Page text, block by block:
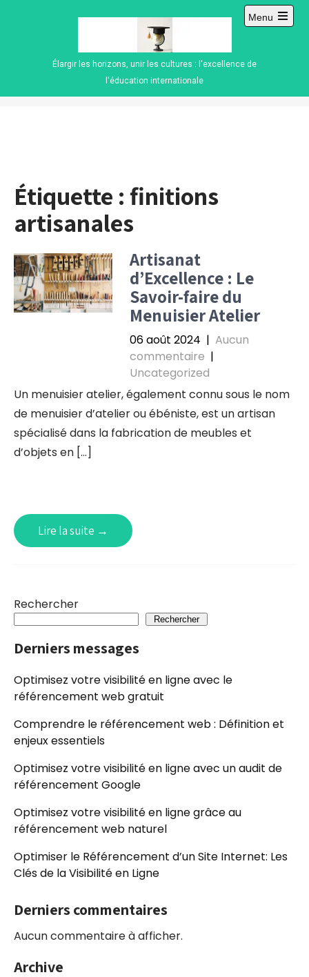
Élargir les horizons, unir les cultures : l'excellence de
l'éducation internationale
Menu
Open
Étiquette : finitions
artisanales
Artisanat
d’Excellence : Le
Savoir-faire du
Menuisier Atelier
06 août 2024 | Aucun
commentaire |
Uncategorized
Un menuisier atelier, également connu sous le nom
de menuisier d’atelier ou ébéniste, est un artisan
spécialisé dans la fabrication de meubles et
d’objets en […]
Lire la suite →
Rechercher
Rechercher
Derniers messages
Optimisez votre visibilité en ligne avec le
référencement web gratuit
Comprendre le référencement web : Définition et
enjeux essentiels
Optimisez votre visibilité en ligne avec un audit de
référencement Google
Optimisez votre visibilité en ligne grâce au
référencement web naturel
Optimiser le Référencement d’un Site Internet: Les
Clés de la Visibilité en Ligne
Derniers commentaires
Aucun commentaire à afficher.
Archive